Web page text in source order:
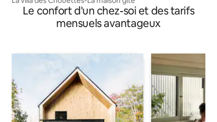
Le confort d'un chez-soi et des tarifs
mensuels avantageux